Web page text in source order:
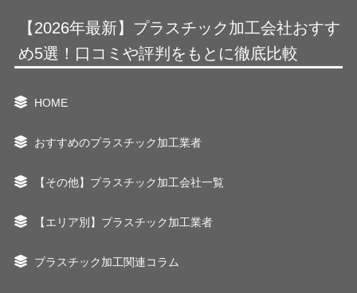
【2026年最新】プラスチック加工会社おすす
め5選！口コミや評判をもとに徹底比較
HOME
おすすめのプラスチック加工業者
【その他】プラスチック加工会社一覧
【エリア別】プラスチック加工業者
プラスチック加工関連コラム